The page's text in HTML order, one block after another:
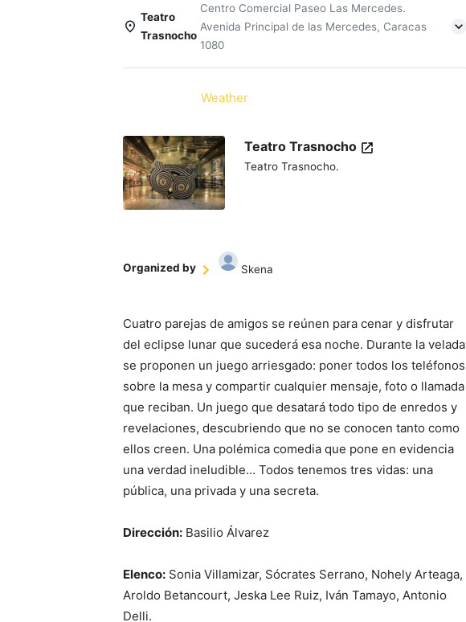
Teatro
Trasnocho
Centro Comercial Paseo Las Mercedes.
Avenida Principal de las Mercedes, Caracas
1080
Weather
Teatro Trasnocho
Teatro Trasnocho.
Organized by Skena
Cuatro parejas de amigos se reúnen para cenar y disfrutar
del eclipse lunar que sucederá esa noche. Durante la velada
se proponen un juego arriesgado: poner todos los teléfonos
sobre la mesa y compartir cualquier mensaje, foto o llamada
que reciban. Un juego que desatará todo tipo de enredos y
revelaciones, descubriendo que no se conocen tanto como
ellos creen. Una polémica comedia que pone en evidencia
una verdad ineludible… Todos tenemos tres vidas: una
pública, una privada y una secreta.
Dirección: Basilio Álvarez
Elenco: Sonia Villamizar, Sócrates Serrano, Nohely Arteaga,
Aroldo Betancourt, Jeska Lee Ruiz, Iván Tamayo, Antonio
Delli.